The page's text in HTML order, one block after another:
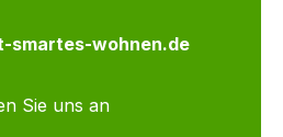
smartes-wohnen.de
Sie uns an